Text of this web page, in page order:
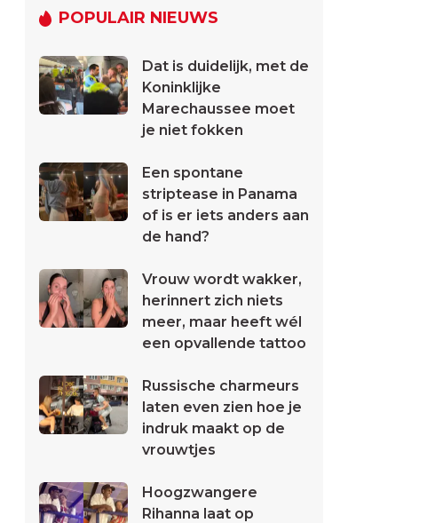
POPULAIR NIEUWS
Dat is duidelijk, met de
Koninklijke
Marechaussee moet
je niet fokken
Een spontane
striptease in Panama
of is er iets anders aan
de hand?
Vrouw wordt wakker,
herinnert zich niets
meer, maar heeft wél
een opvallende tattoo
Russische charmeurs
laten even zien hoe je
indruk maakt op de
vrouwtjes
Hoogzwangere
Rihanna laat op